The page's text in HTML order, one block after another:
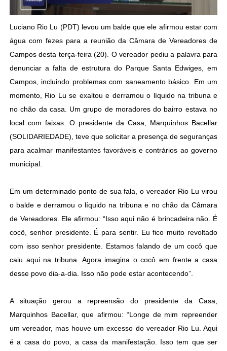
Luciano Rio Lu (PDT) levou um balde que ele afirmou estar com
água com fezes para a reunião da Câmara de Vereadores de
Campos desta terça-feira (20). O vereador pediu a palavra para
denunciar a falta de estrutura do Parque Santa Edwiges, em
Campos, incluindo problemas com saneamento básico. Em um
momento, Rio Lu se exaltou e derramou o líquido na tribuna e
no chão da casa. Um grupo de moradores do bairro estava no
local com faixas. O presidente da Casa, Marquinhos Bacellar
(SOLIDARIEDADE), teve que solicitar a presença de seguranças
para acalmar manifestantes favoráveis e contrários ao governo
municipal.
Em um determinado ponto de sua fala, o vereador Rio Lu virou
o balde e derramou o líquido na tribuna e no chão da Câmara
de Vereadores. Ele afirmou: “Isso aqui não é brincadeira não. É
cocô, senhor presidente. É para sentir. Eu fico muito revoltado
com isso senhor presidente. Estamos falando de um cocô que
caiu aqui na tribuna. Agora imagina o cocô em frente a casa
desse povo dia-a-dia. Isso não pode estar acontecendo”.
A situação gerou a repreensão do presidente da Casa,
Marquinhos Bacellar, que afirmou: “Longe de mim repreender
um vereador, mas houve um excesso do vereador Rio Lu. Aqui
é a casa do povo, a casa da manifestação. Isso tem que ser